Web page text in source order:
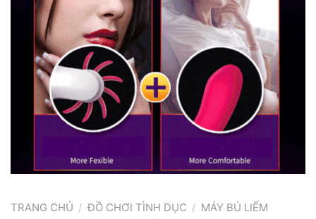
Add to
wishlist
TRANG CHỦ / ĐỒ CHƠI TÌNH DỤC / MÁY BÚ LIẾM